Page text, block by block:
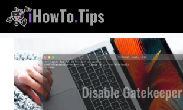
Aller
au
contenu